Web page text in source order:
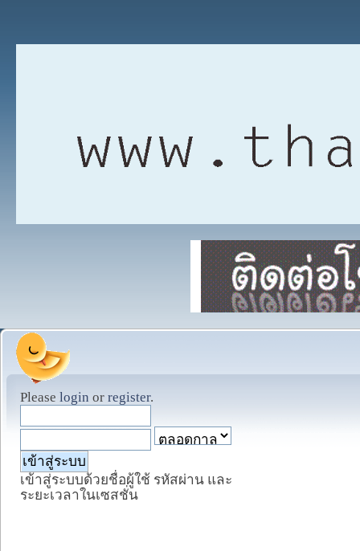
Please login or register.
เข้าสู่ระบบด้วยชื่อผู้ใช้ รหัสผ่าน และ
ระยะเวลาในเซสชั่น